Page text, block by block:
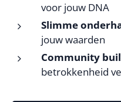
voor jouw DNA
Slimme
jouw waarden
Community
betrokkenheid